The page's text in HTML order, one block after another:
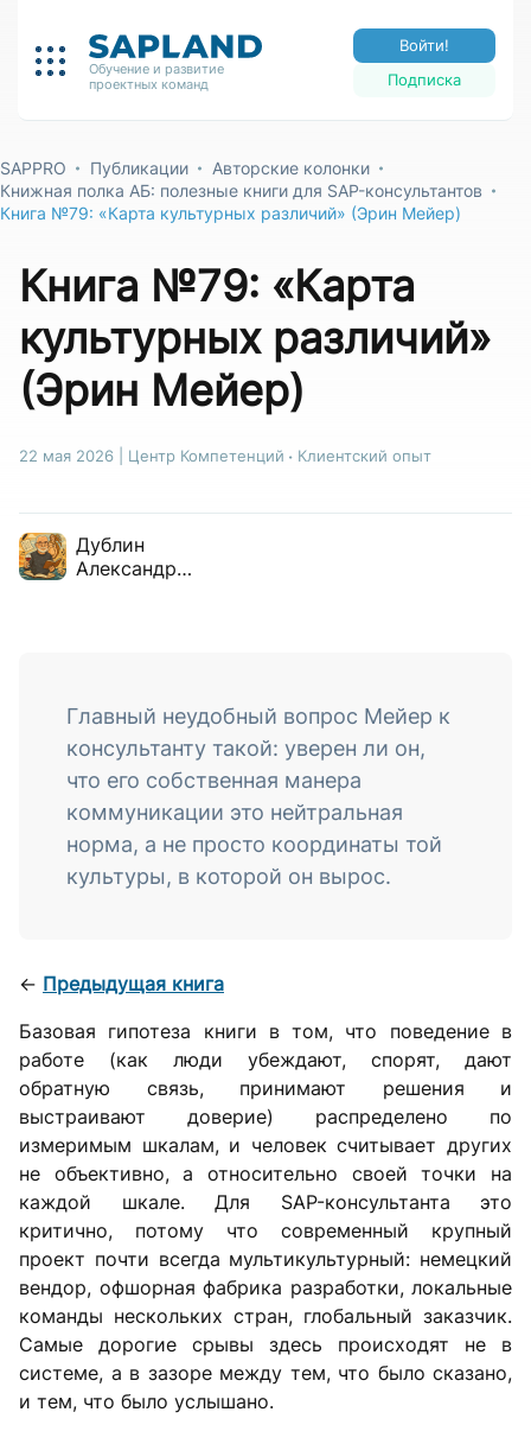
Обучение и развитие
проектных команд
Подписка
Войти!
SAPPRO Публикации
Авторские колонки
Книжная полка АБ: полезные книги для SAP-консультантов
Книга №79: «Карта культурных различий» (Эрин Мейер)
Книга №79: «Карта
культурных различий»
(Эрин Мейер)
22 мая 2026 Центр Компетенций Клиентский опыт
Дублин
Александр
Главный неудобный вопрос Мейер к
консультанту такой: уверен ли он,
что его собственная манера
коммуникации это нейтральная
норма, а не просто координаты той
культуры, в которой он вырос.
← Предыдущая книга
Базовая гипотеза книги в том, что поведение в
работе (как люди убеждают, спорят, дают
обратную связь, принимают решения и
выстраивают доверие) распределено по
измеримым шкалам, и человек считывает других
не объективно, а относительно своей точки на
каждой шкале. Для SAP-консультанта это
критично, потому что современный крупный
проект почти всегда мультикультурный: немецкий
вендор, офшорная фабрика разработки, локальные
команды нескольких стран, глобальный заказчик.
Самые дорогие срывы здесь происходят не в
системе, а в зазоре между тем, что было сказано,
и тем, что было услышано.